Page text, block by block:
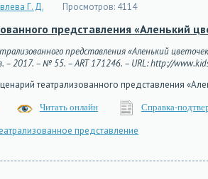
Г. Д. Просмотров: 4114
представления «Аленький
представления «Аленький
– 2017. – № 55. – ART 171246. – URL: http://
театрализованного представления
Читать онлайн Справка-
представление